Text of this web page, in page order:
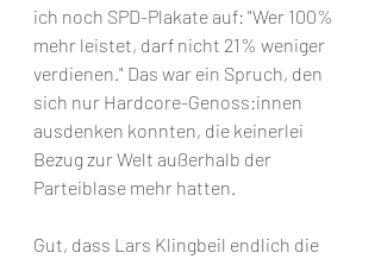
ich noch SPD-Plakate auf: "Wer 100%
mehr leistet, darf nicht 21% weniger
verdienen." Das war ein Spruch, den
sich nur Hardcore-Genoss:innen
ausdenken konnten, die keinerlei
Bezug zur Welt außerhalb der
Parteiblase mehr hatten.
Gut, dass Lars Klingbeil endlich die